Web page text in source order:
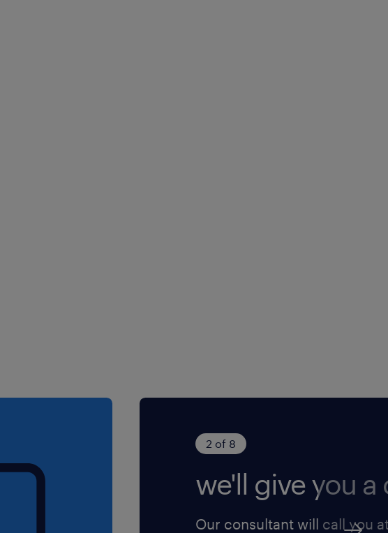
2 of 8
we'll give you a
Our consultant will call you